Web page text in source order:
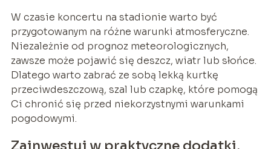
W czasie koncertu na stadionie warto być
przygotowanym na różne warunki atmosferyczne.
Niezależnie od prognoz meteorologicznych,
zawsze może pojawić się deszcz, wiatr lub słońce.
Dlatego warto zabrać ze sobą lekką kurtkę
przeciwdeszczową, szal lub czapkę, które pomogą
Ci chronić się przed niekorzystnymi warunkami
pogodowymi.